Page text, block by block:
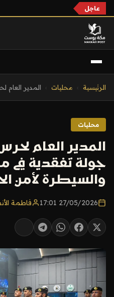
عاجل
الرئيسية محليات المدير العام
محليات
المدير العام
جولة تفقدية في
والسيطرة لأمن
27/05/2026 17:01 فاطمة